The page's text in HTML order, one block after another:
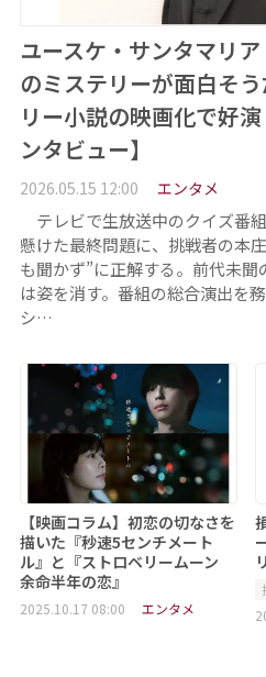
ユースケ・サンタマリ
のミステリーが面白そ
リー小説の映画化で好
ンタビュー】
2026.05.15 12:00 エンタメ
テレビで生放送中のクイズ番
懸けた最終問題に、挑戦者の本
も聞かず”に正解する。前代未
は姿を消す。番組の総合演出を
シ…
【映画コラム】初恋の切なさを
描いた『秒速5センチメート
ル』と『ストロベリームーン
余命半年の恋』
2025.10.17 08:00 エンタメ